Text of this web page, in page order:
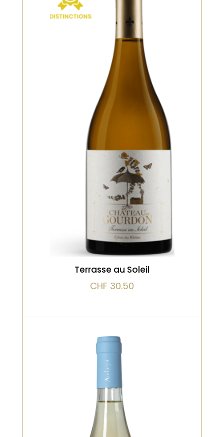
Blanc
Fermenté et élevé en barriques
pendant 6 [...]
VOIR LE PRODUIT
Terrasse au Soleil
CHF 30.50
Blanc